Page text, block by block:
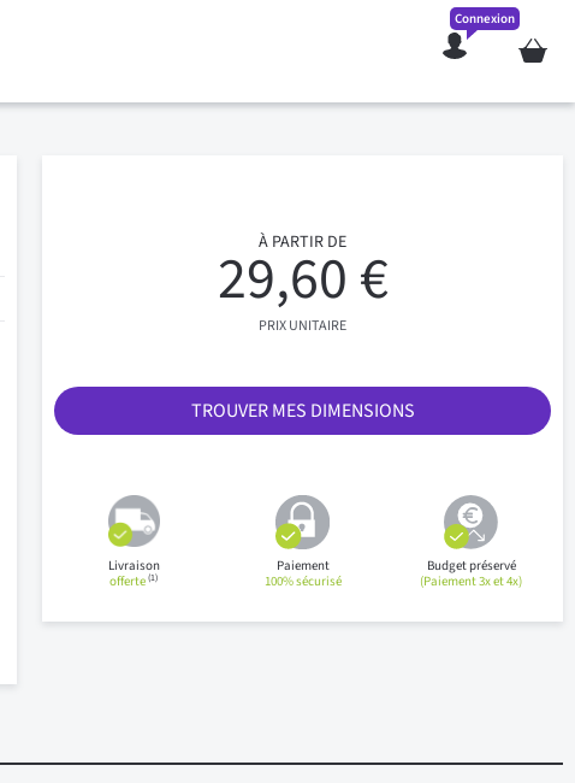
Mon
Connexion
À PARTIR DE
29,60 €
PRIX UNITAIRE
TROUVER MES DIMENSIONS
Livraison
offerte(1)
Paiement
100% sécurisé
Budget préservé
(Paiement 3x et 4x)